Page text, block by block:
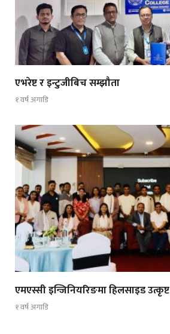
एभरेष्ट र इन्टुजीबिच सम्झौता
१ वर्ष अगाडि
एमएस्सी इन्जिनियरिङमा हिलसाइड उत्कृष्ट
१ वर्ष अगाडि